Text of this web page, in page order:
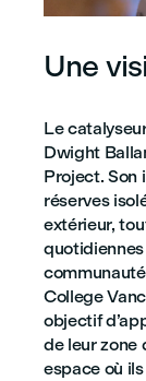
Une
Le
Dwight
Project. Son
réserves
extérieur,
College
objectif
de leur zone
espace où